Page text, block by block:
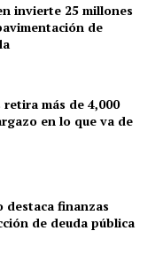
invierte 25 millones
de
más de 4,000
en lo que va de
destaca finanzas
de deuda pública